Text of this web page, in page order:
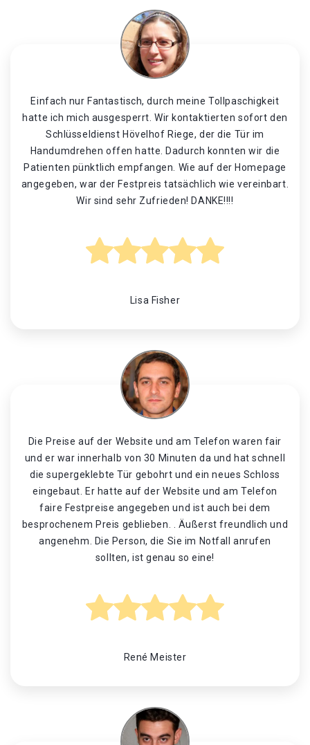
Einfach nur Fantastisch, durch meine Tollpaschigkeit
hatte ich mich ausgesperrt. Wir kontaktierten sofort den
Schlüsseldienst Hövelhof Riege, der die Tür im
Handumdrehen offen hatte. Dadurch konnten wir die
Patienten pünktlich empfangen. Wie auf der Homepage
angegeben, war der Festpreis tatsächlich wie vereinbart.
Wir sind sehr Zufrieden! DANKE!!!!
Lisa Fisher
Die Preise auf der Website und am Telefon waren fair
und er war innerhalb von 30 Minuten da und hat schnell
die supergeklebte Tür gebohrt und ein neues Schloss
eingebaut. Er hatte auf der Website und am Telefon
faire Festpreise angegeben und ist auch bei dem
besprochenem Preis geblieben. . Äußerst freundlich und
angenehm. Die Person, die Sie im Notfall anrufen
sollten, ist genau so eine!
René Meister